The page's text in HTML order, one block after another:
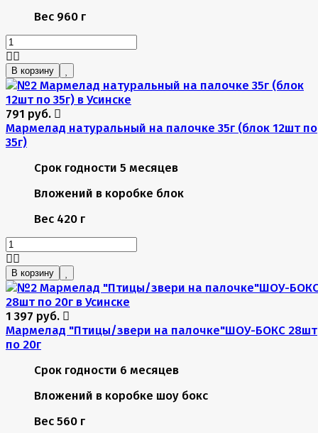
Вес 960 г
В корзину
791 руб.
Мармелад натуральный на палочке 35г (блок 12шт по
35г)
Срок годности 5 месяцев
Вложений в коробке блок
Вес 420 г
В корзину
1 397 руб.
Мармелад "Птицы/звери на палочке"ШОУ-БОКС 28шт
по 20г
Срок годности 6 месяцев
Вложений в коробке шоу бокс
Вес 560 г